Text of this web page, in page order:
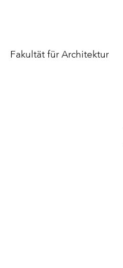
Fakultät für Architektur